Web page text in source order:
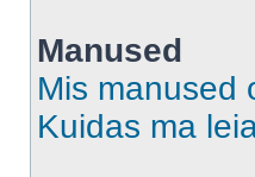
Manused
Mis manused
Kuidas ma